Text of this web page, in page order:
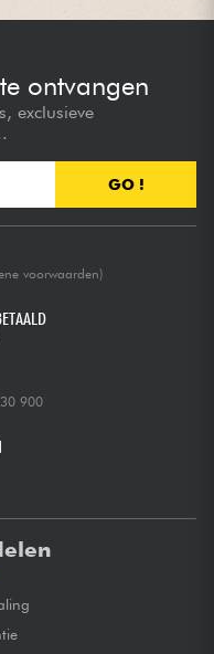
ontvangen
exclusieve
GO !
voorwaarden)
900